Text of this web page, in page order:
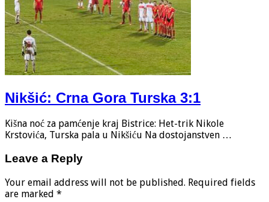
Nikšić: Crna Gora Turska 3:1
Kišna noć za pamćenje kraj Bistrice: Het-trik Nikole
Krstovića, Turska pala u Nikšiću Na dostojanstven …
Leave a Reply
Your email address will not be published. Required fields
are marked *